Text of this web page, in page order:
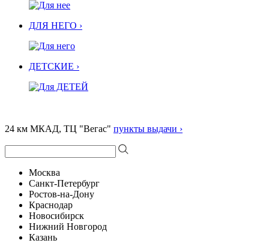
ДЛЯ НЕГО ›
ДЕТСКИЕ ›
24 км МКАД, ТЦ "Вегас" пункты выдачи ›
Москва
Санкт-Петербург
Ростов-на-Дону
Краснодар
Новосибирск
Нижний Новгород
Казань